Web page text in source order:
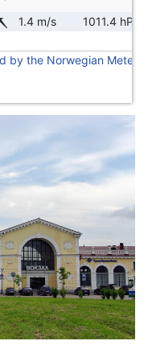
1.4 m/s 1011.4 hPa
by the Norwegian